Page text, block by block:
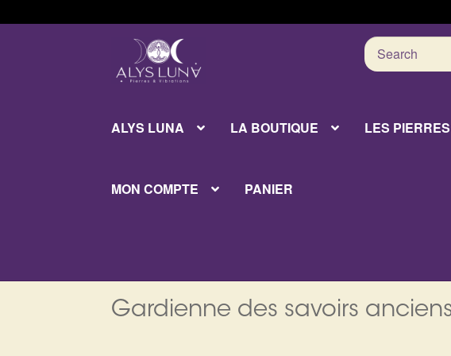
Aller
la
Aller
au
contenu
Search
for:
ALYS LUNA LA BOUTIQUE LES
MON COMPTE PANIER
Gardienne des savoirs